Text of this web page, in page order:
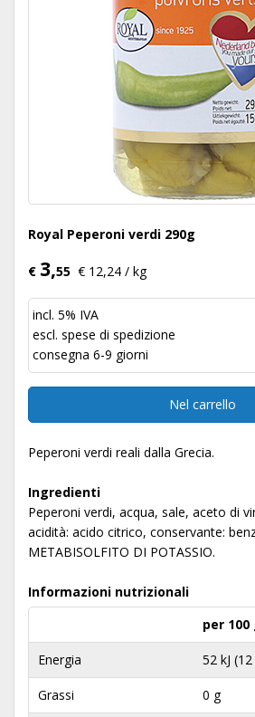
Royal Peperoni verdi 290g
€ 3,55 € 12,24 / kg
incl. 5% IVA
escl. spese di spedizione
consegna 6-9 giorni
Nel carrello
Peperoni verdi reali dalla Grecia.
Ingredienti
Peperoni verdi, acqua, sale, aceto di
acidità: acido citrico, conservante:
METABISOLFITO DI POTASSIO.
Informazioni nutrizionali
per 100
Energia 52 kJ
Grassi 0 g